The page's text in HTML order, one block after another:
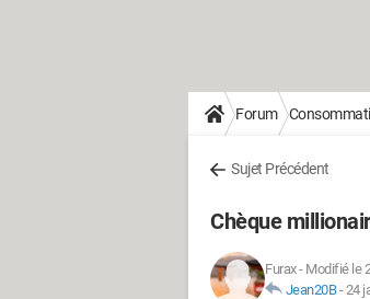
Forum
Sujet Précédent
Chèque
Furax- Modifié le
Jean20B-24